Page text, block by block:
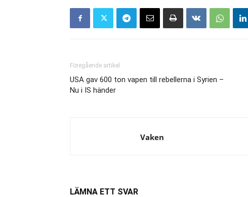
Föregående artikel
USA gav 600 ton vapen till rebellerna i Syrien –
Nu i IS händer
Vaken
LÄMNA ETT SVAR